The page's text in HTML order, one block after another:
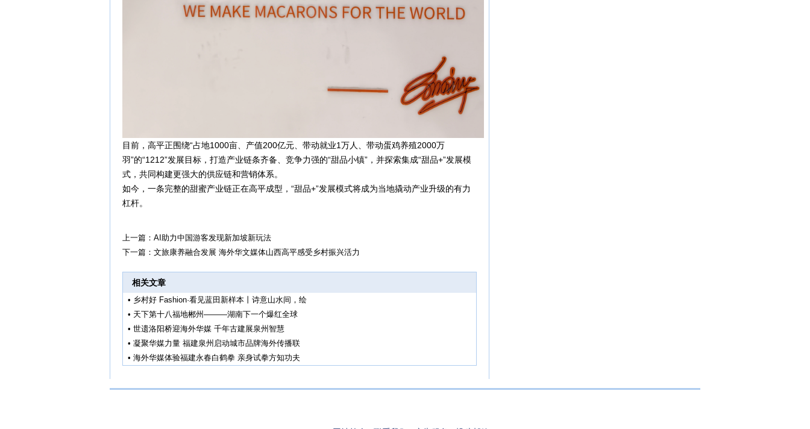
目前，高平正围绕“占地1000亩、产值200亿元、带动就业1万人、带动蛋鸡养殖2000万
羽”的“1212”发展目标，打造产业链条齐备、竞争力强的“甜品小镇”，并探索集成“甜品+”发展模
式，共同构建更强大的供应链和营销体系。
如今，一条完整的甜蜜产业链正在高平成型，“甜品+”发展模式将成为当地撬动产业升级的有力
杠杆。
上一篇： AI助力中国游客发现新加坡新玩法
下一篇： 文旅康养融合发展 海外华文媒体山西高平感受乡村振兴活力
相关文章
• 乡村好 Fashion·看见蓝田新样本丨诗意山水间，绘
• 天下第十八福地郴州———湖南下一个爆红全球
• 世遗洛阳桥迎海外华媒 千年古建展泉州智慧
• 凝聚华媒力量 福建泉州启动城市品牌海外传播联
• 海外华媒体验福建永春白鹤拳 亲身试拳方知功夫